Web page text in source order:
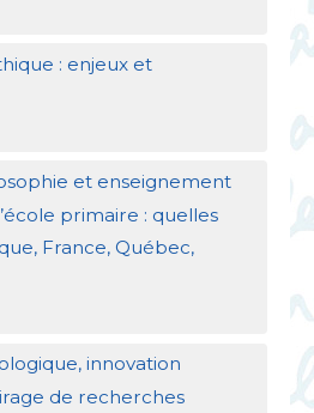
: enjeux et
et enseignement
primaire : quelles
France, Québec,
innovation
de recherches